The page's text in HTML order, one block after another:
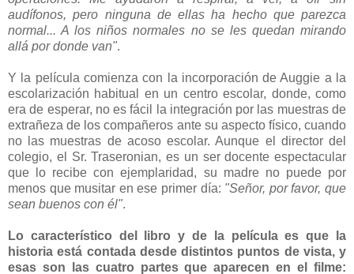
audífonos, pero ninguna de ellas ha hecho que parezca
normal... A los niños normales no se les quedan mirando
allá por donde van".
Y la película comienza con la incorporación de Auggie a la
escolarización habitual en un centro escolar, donde, como
era de esperar, no es fácil la integración por las muestras de
extrañeza de los compañeros ante su aspecto físico, cuando
no las muestras de acoso escolar. Aunque el director del
colegio, el Sr. Traseronian, es un ser docente espectacular
que lo recibe con ejemplaridad, su madre no puede por
menos que musitar en ese primer día: "Señor, por favor, que
sean buenos con él".
Lo característico del libro y de la película es que la
historia está contada desde distintos puntos de vista, y
esas son las cuatro partes que aparecen en el filme: